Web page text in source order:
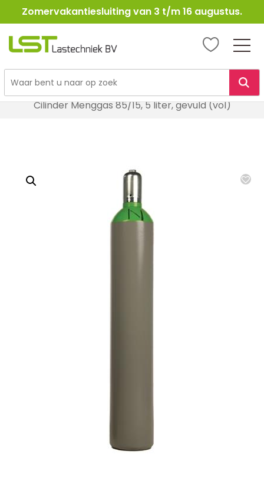
Ga
naar
Zomervakantiesluiting van 3 t/m 16 augustus.
LST
Lasbenodigheden
Cilinder Menggas 85/15, 5 liter, gevuld (vol)